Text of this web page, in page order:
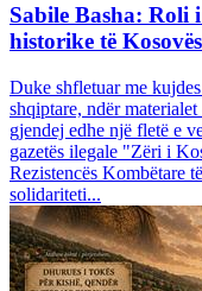
Sabile Basha: Roli
historike të
Duke shfletuar me
shqiptare, ndër
gjendej edhe një fletë e
gazetës ilegale "Zëri i
Rezistencës Kombëtare
solidariteti...